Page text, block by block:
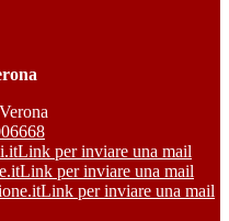
Link per inviare una mail
Link per inviare una mail
Link per inviare una mail